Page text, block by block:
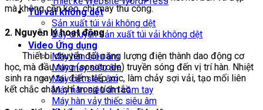
Túi vải không dệt
Sản xuất túi vải không dệt
Dây chuyền sản xuất túi vải không dệt
Video Ứng dụng
Máy hàn siêu âm
Máy may siêu âm
Máy cắt siêu âm
Máy hàn siêu âm cầm tay
Máy hàn vảy thiếc siêu âm
mà không cần keo, chỉ may thủ công.
2. Nguyên lý hoạt động
Thiết bị chuyển đổi năng lượng điện thành dao động cơ
học, mà đầu rung (sonotrode) truyền sóng đến vị trí hàn. Nhiệt
sinh ra ngay tại điểm tiếp xúc, làm chảy sợi vải, tạo mối liên
kết chắc chắn chỉ trong tích tắc.